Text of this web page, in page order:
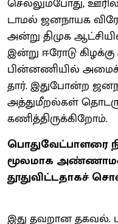
டாமல் ஜனநாயக
அன்று திமுக
இன்று ஈரோடு
பின்னணியில்
தார். இதுபோன்ற
அத்து​மீறல்கள்
கணித்​திருக்​கிறோம்​.
பொதுவேட்பாளரை
மூலமாக
தூதுவிட்டதாகச்
இது தவறான தகவல்.